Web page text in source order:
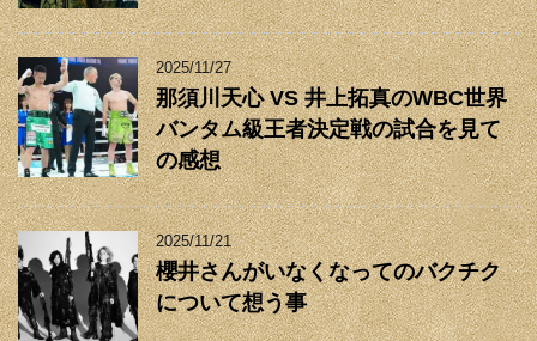
2025/11/27
那須川天心 VS 井上拓真のWBC世界
バンタム級王者決定戦の試合を見て
の感想
2025/11/21
櫻井さんがいなくなってのバクチク
について想う事